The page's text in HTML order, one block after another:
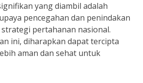
yang diambil adalah
pencegahan dan penindakan
pertahanan nasional.
ini, diharapkan dapat tercipta
aman dan sehat untuk